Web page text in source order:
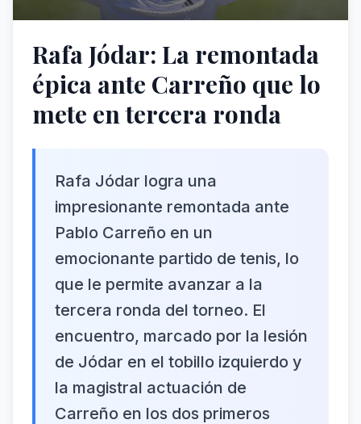
Rafa Jódar: La remontada
épica ante Carreño que lo
mete en tercera ronda
Rafa Jódar logra una
impresionante remontada ante
Pablo Carreño en un
emocionante partido de tenis, lo
que le permite avanzar a la
tercera ronda del torneo. El
encuentro, marcado por la lesión
de Jódar en el tobillo izquierdo y
la magistral actuación de
Carreño en los dos primeros